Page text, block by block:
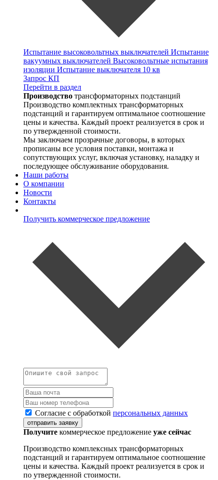
Испытание высоковольтных выключателей Испытание
вакуумных выключателей Высоковольтные испытания
изоляции Испытание выключателя 10 кв
Запрос КП
Перейти в раздел
Производство трансформаторных подстанций
Производство комплектных трансформаторных
подстанций и гарантируем оптимальное соотношение
цены и качества. Каждый проект реализуется в срок и
по утвержденной стоимости.
Мы заключаем прозрачные договоры, в которых
прописаны все условия поставки, монтажа и
сопутствующих услуг, включая установку, наладку и
последующее обслуживание оборудования.
Наши работы
О компании
Новости
Контакты
Получить коммерческое предложение
Согласие с обработкой персональных данных
отправить заявку
Получите коммерческое предложение уже сейчас
Производство комплексных трансформаторных
подстанций и гарантируем оптимальное соотношение
цены и качества. Каждый проект реализуется в срок и
по утвержденной стоимости.